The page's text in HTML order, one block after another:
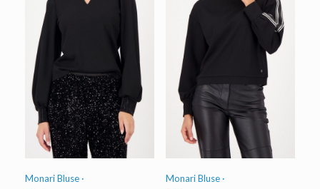
Monari Bluse · Monari Bluse ·